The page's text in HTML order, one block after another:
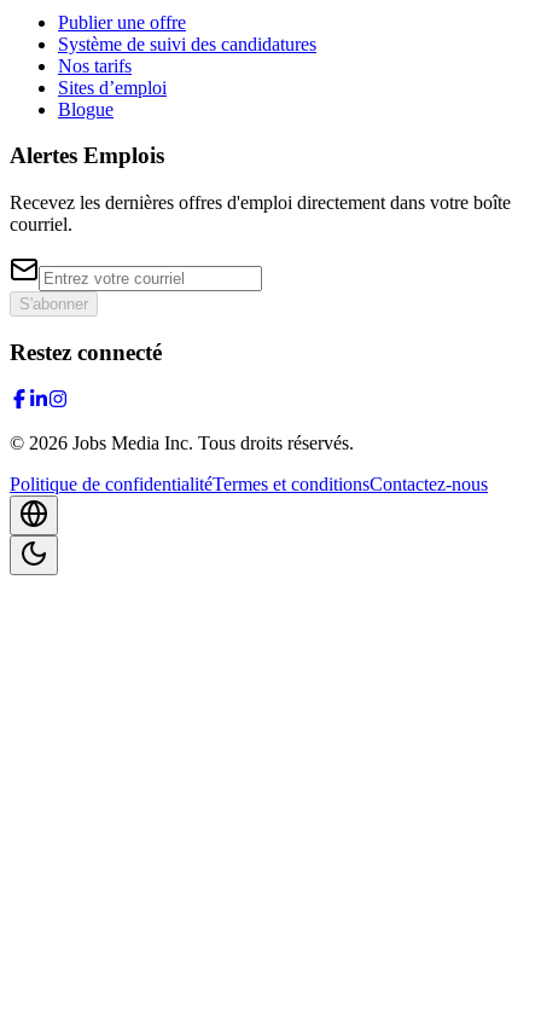
Publier une offre
Système de suivi des candidatures
Nos tarifs
Sites d’emploi
Blogue
Alertes Emplois
Recevez les dernières offres d'emploi directement dans votre boîte
courriel.
S'abonner
Restez connecté
© 2026 Jobs Media Inc. Tous droits réservés.
Politique de confidentialitéTermes et conditionsContactez-nous